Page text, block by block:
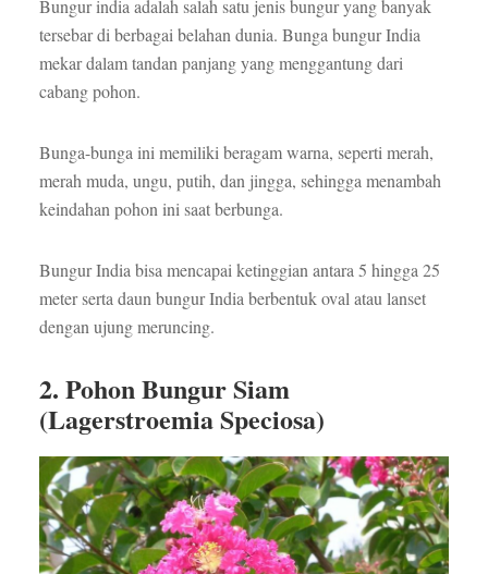
Bungur india adalah salah satu jenis bungur yang banyak
tersebar di berbagai belahan dunia. Bunga bungur India
mekar dalam tandan panjang yang menggantung dari
cabang pohon.
Bunga-bunga ini memiliki beragam warna, seperti merah,
merah muda, ungu, putih, dan jingga, sehingga menambah
keindahan pohon ini saat berbunga.
Bungur India bisa mencapai ketinggian antara 5 hingga 25
meter serta daun bungur India berbentuk oval atau lanset
dengan ujung meruncing.
2. Pohon Bungur Siam
(Lagerstroemia Speciosa)